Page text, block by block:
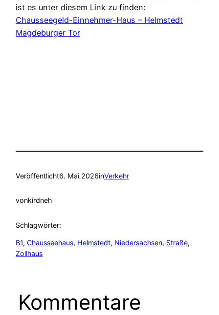
ist es unter diesem Link zu finden:
Chausseegeld-Einnehmer-Haus – Helmstedt
Magdeburger Tor
Veröffentlicht6. Mai 2026inVerkehr
vonkirdneh
Schlagwörter:
B1, Chausseehaus, Helmstedt, Niedersachsen, Straße
Zollhaus
Kommentare